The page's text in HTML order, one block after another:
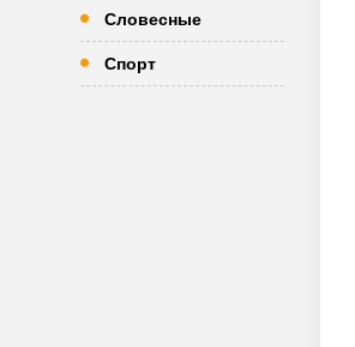
Словесные
Спорт